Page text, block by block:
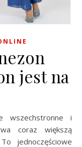
jest na
wszechstronne i
coraz większą
jednoczęściowe